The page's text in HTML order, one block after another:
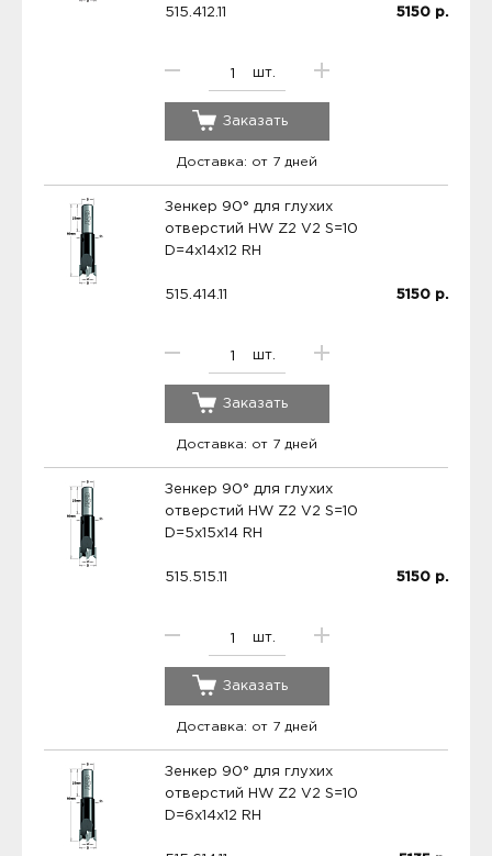
515.412.11
шт.
5150 р.
Заказать
Доставка: от 7 дней
Зенкер 90° для глухих
отверстий HW Z2 V2 S=10
D=4x14x12 RH
515.414.11
шт.
5150 р.
Заказать
Доставка: от 7 дней
Зенкер 90° для глухих
отверстий HW Z2 V2 S=10
D=5x15x14 RH
515.515.11
шт.
5150 р.
Заказать
Доставка: от 7 дней
Зенкер 90° для глухих
отверстий HW Z2 V2 S=10
D=6x14x12 RH